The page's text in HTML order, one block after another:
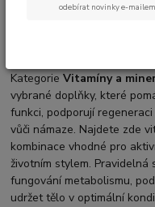
Vitamíny a
KategorieVitamíny a
vybrané doplňky, které
funkci, podporují
vůči námaze. Najdete zde
kombinace vhodné pro
životním stylem.
fungování metabolismu,
udržet tělo v optimální
odebírat novinky e-